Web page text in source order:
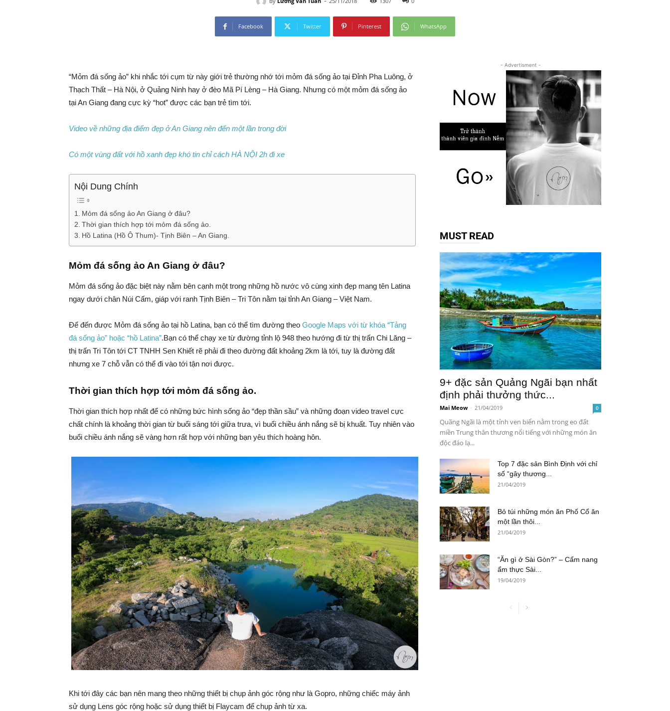
Facebook Twitter Pinterest WhatsApp
“Mỏm đá sống ảo” khi nhắc tới cụm từ này giới trẻ thường nhớ tới mỏm đá sống ảo tại Đỉnh Pha Luông, ở
Thạch Thất – Hà Nội, ở Quảng Ninh hay ở đèo Mã Pí Lèng – Hà Giang. Nhưng có một mỏm đá sống ảo
tại An Giang đang cực kỳ “hot” được các bạn trẻ tìm tới.
Video về những địa điểm đẹp ở An Giang nên đến một lần trong đời
Có một vùng đất với hồ xanh đẹp khó tin chỉ cách HÀ NỘI 2h đi xe
Nội Dung Chính
Mỏm đá sống ảo An Giang ở đâu?
Thời gian thích hợp tới mỏm đá sống ảo.
Hồ Latina (Hồ Ô Thum)- Tịnh Biên – An Giang.
Mỏm đá sống ảo An Giang ở đâu?
Mỏm đá sống ảo đặc biệt này nằm bên cạnh một trong những hồ nước vô cùng xinh đẹp mang tên Latina
ngay dưới chân Núi Cấm, giáp với ranh Tịnh Biên – Tri Tôn nằm tại tỉnh An Giang – Việt Nam.
Để đến được Mỏm đá sống ảo tại hồ Latina, bạn có thể tìm đường theo Google Maps với từ khóa “Tảng
đá sống ảo” hoặc “hồ Latina”.Bạn có thể chạy xe từ đường tỉnh lộ 948 theo hướng đi từ thị trấn Chi Lăng –
thị trấn Tri Tôn tới CT TNHH Sen Khiết rẽ phải đi theo đường đất khoảng 2km là tới, tuy là đường đất
nhưng xe 7 chỗ vẫn có thể đi vào tới tận nơi được.
Thời gian thích hợp tới mỏm đá sống ảo.
Thời gian thích hợp nhất để có những bức hình sống ảo “đẹp thần sầu” và những đoạn video travel cực
chất chính là khoảng thời gian từ buổi sáng tới giữa trưa, vì buổi chiều ánh nắng sẽ bị khuất. Tuy nhiên vào
buổi chiều ánh nắng sẽ vàng hơn rất hợp với những bạn yêu thích hoàng hôn.
Khi tới đây các bạn nên mang theo những thiết bị chụp ảnh góc rộng như là Gopro, những chiếc máy ảnh
sử dụng Lens góc rộng hoặc sử dụng thiết bị Flaycam để chụp ảnh từ xa.
- Advertisment -
MUST READ
9+ đặc sản Quảng Ngãi bạn nhất
định phải thưởng thức...
Mai Meow - 21/04/2019 0
Quãng Ngãi là một tỉnh ven biển nằm trong eo đất
miền Trung thân thương nổi tiếng với những món ăn
độc đáo lạ...
Top 7 đặc sản Bình Định với chỉ
số “gây thương...
21/04/2019
Bỏ túi những món ăn Phố Cổ ăn
một lần thôi...
21/04/2019
“Ăn gì ở Sài Gòn?” – Cẩm nang
ẩm thực Sài...
19/04/2019